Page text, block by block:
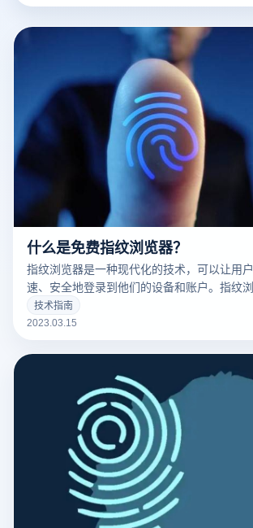
什么是免费指纹浏览器？
指纹浏览器是一种现代化的技术，可以让用
速、安全地登录到他们的设备和账户。指纹浏
现代科技的标志之一，并且越来越多的人开始
技术指南
2023.03.15